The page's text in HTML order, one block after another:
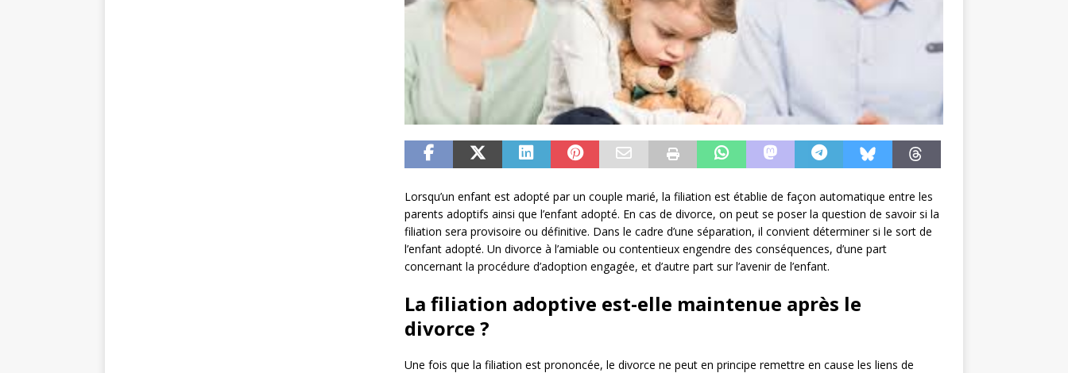
Lorsqu’un enfant est adopté par un couple marié, la filiation est établie de façon automatique entre les
parents adoptifs ainsi que l’enfant adopté. En cas de divorce, on peut se poser la question de savoir si la
filiation sera provisoire ou définitive. Dans le cadre d’une séparation, il convient déterminer si le sort de
l’enfant adopté. Un divorce à l’amiable ou contentieux engendre des conséquences, d’une part
concernant la procédure d’adoption engagée, et d’autre part sur l’avenir de l’enfant.
La filiation adoptive est-elle maintenue après le
divorce ?
Une fois que la filiation est prononcée, le divorce ne peut en principe remettre en cause les liens de